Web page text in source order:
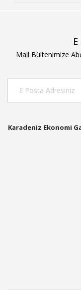
Mail Bültenimize
Karadeniz Ekonomi